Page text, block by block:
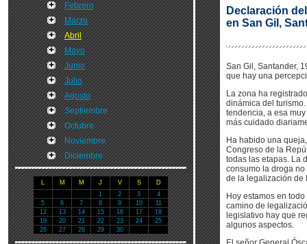
Febrero
Marzo
Abril
Mayo
Junio
Julio
Agosto
Septiembre
Octubre
Noviembre
Diciembre
L M M J V S
D
1
2 3
4
5
6 7 8 9 10
11
12
13 14 15 16 17
18
19
20 21 22 23 24
25
26
27 28 29 30
Declaración
en San Gil,
San Gil, Santander,
que hay una
La zona ha
dinámica del
tendencia, a esa
más cuidado
Ha habido una
Congreso de la
todas las etapas. La
consumo la droga
de la legalización de
Hoy estamos en
camino de
legislativo hay que
algunos aspectos.